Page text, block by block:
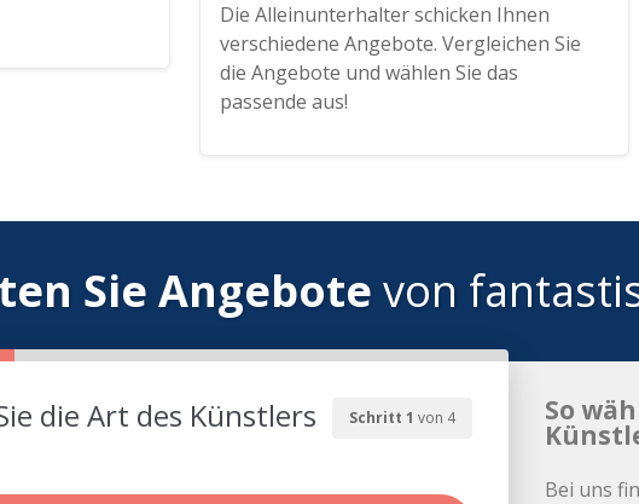
Die Alleinunterhalter schicken Ihnen
verschiedene Angebote. Vergleichen Sie
die Angebote und wählen Sie das
passende aus!
Sie Angebote von
Schritt 1 von 4
die Art des Künstlers
So
Bei uns